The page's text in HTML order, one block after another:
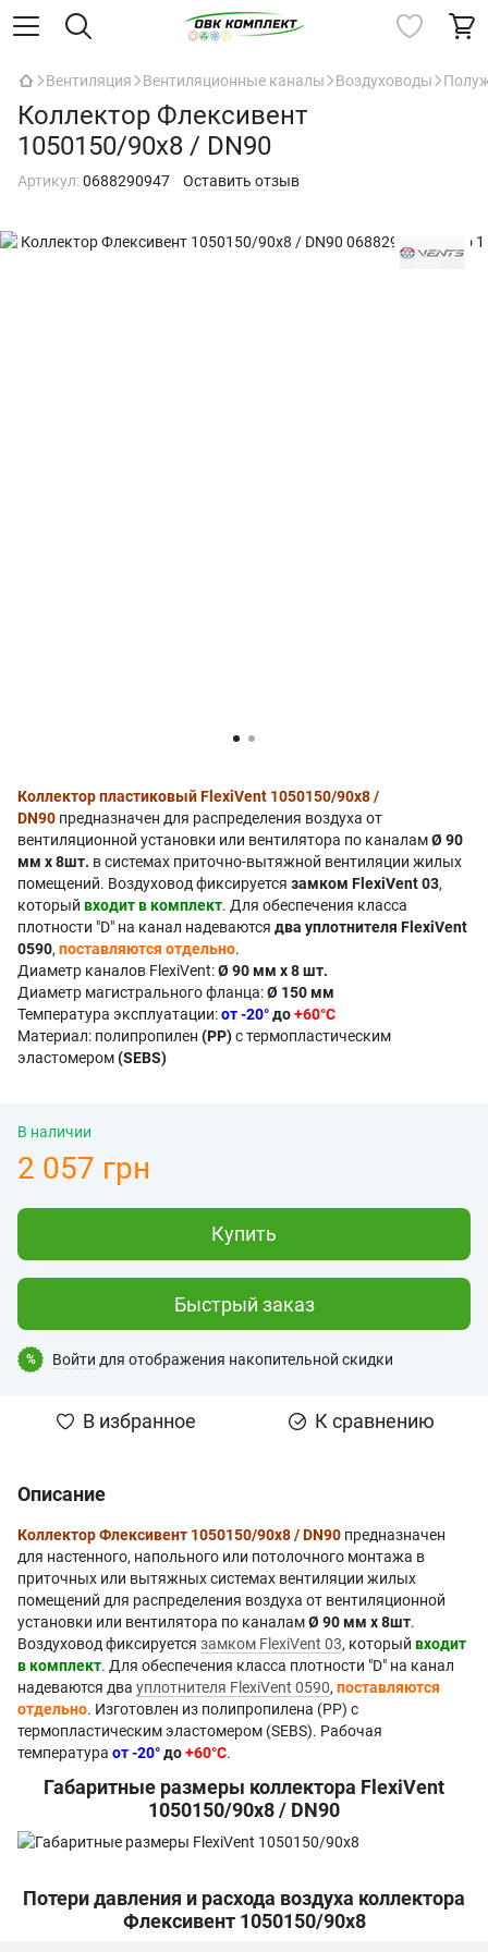
Вентиляция Вентиляционные каналы Воздуховоды
Коллектор Флексивент
1050150/90x8 / DN90
Артикул:0688290947 Оставить отзыв
Коллектор пластиковый FlexiVent 1050150/90х8 /
DN90 предназначен для распределения воздуха от
вентиляционной установки или вентилятора по каналамØ 90
мм х 8шт. в системах приточно-вытяжной вентиляции жилых
помещений. Воздуховод фиксируется замком FlexiVent 03,
который входит в комплект. Для обеспечения класса
плотности "D" на канал надеваются два уплотнителя FlexiVent
0590, поставляются отдельно.
Диаметр каналов FlexiVent:Ø 90 мм х 8 шт.
Диаметр магистрального фланца:Ø 150 мм
Температура эксплуатации:от -20°до+60°С
Материал: полипропилен (РР)с термопластическим
эластомером(SEBS)
В наличии
2 057 грн
Купить
Быстрый заказ
% Войти для отображения накопительной скидки
В избранное К сравнению
Описание
Коллектор Флексивент 1050150/90х8 / DN90 предназначен
для настенного, напольного или потолочного монтажа в
приточных или вытяжных системах вентиляции жилых
помещений для распределения воздуха от вентиляционной
установки или вентилятора по каналамØ 90 мм х 8шт.
Воздуховод фиксируется замком FlexiVent 03, который входит
в комплект. Для обеспечения класса плотности "D" на канал
надеваются два уплотнителя FlexiVent 0590, поставляются
отдельно. Изготовлен из полипропилена (PP) с
термопластическим эластомером (SEBS). Рабочая
температура от -20°до+60°С.
Габаритные размеры коллектора FlexiVent
1050150/90х8 / DN90
Потери давления и расхода воздуха коллектора
Флексивент 1050150/90х8